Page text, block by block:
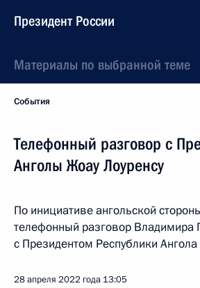
Президент России
Материалы по выбранной теме
События
Телефонный разговор с
Анголы Жоау Лоуренсу
По инициативе ангольской
телефонный разговор Владимира
с Президентом Республики
28 апреля 2022 года 13:05